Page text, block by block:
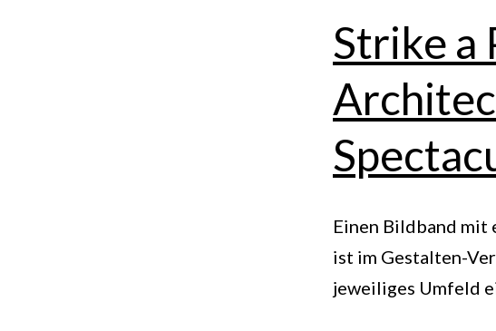
Strike a
Einen Bildband
ist im Gestalten-
jeweiliges Umfeld